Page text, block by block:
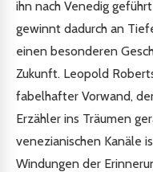
ihn nach Venedig
gewinnt dadurch an
einen besonderen
Zukunft. Leopold
fabelhafter Vorwand,
Erzähler ins Träumen
venezianischen Kanäle
Windungen der